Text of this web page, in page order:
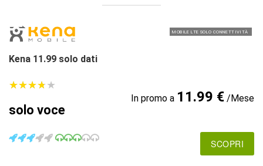
MOBILE LTE SOLO CONNETTIVITÀ
Kena 11.99 solo dati
★★★★★
★★★★★
solo voce
In promo a 11.99 €/Mese
SCOPRI